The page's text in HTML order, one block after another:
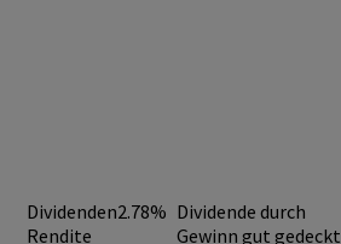
Dividenden
Rendite
2.78% Dividende durch
Gewinn gut gedeckt